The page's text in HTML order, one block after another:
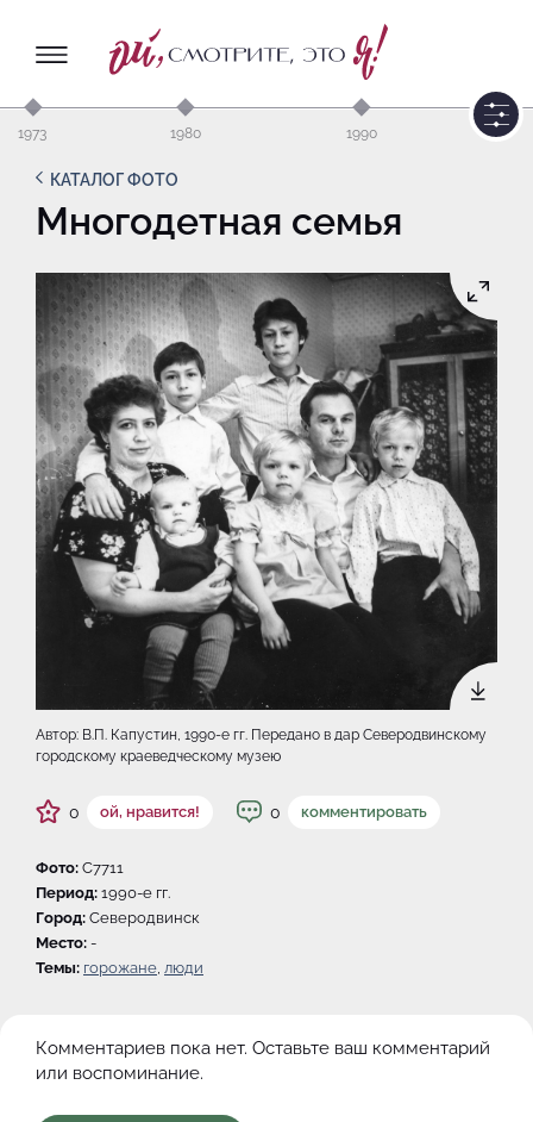
1973 1980 1990
КАТАЛОГ ФОТО
Многодетная семья
Автор: В.П. Капустин, 1990-e гг. Передано в дар Северодвинскому
городскому краеведческому музею
0 ой, нравится! 0 комментировать
Фото: C7711
Период: 1990-e гг.
Город: Северодвинск
Место: -
Темы: горожане, люди
Комментариев пока нет. Оставьте ваш комментарий
или воспоминание.